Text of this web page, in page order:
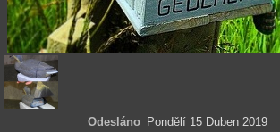
Odesláno Pondělí 15 Duben 2019